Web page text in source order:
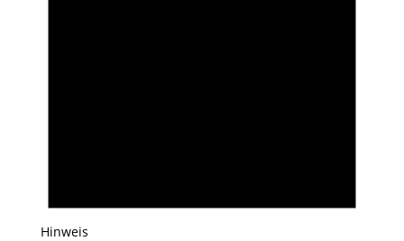
Hinweis